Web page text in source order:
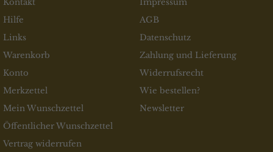
Kontakt
Hilfe
Links
Warenkorb
Konto
Merkzettel
Mein Wunschzettel
Öffentlicher Wunschzettel
Vertrag widerrufen
Impressum
AGB
Datenschutz
Zahlung und Lieferung
Widerrufsrecht
Wie bestellen?
Newsletter